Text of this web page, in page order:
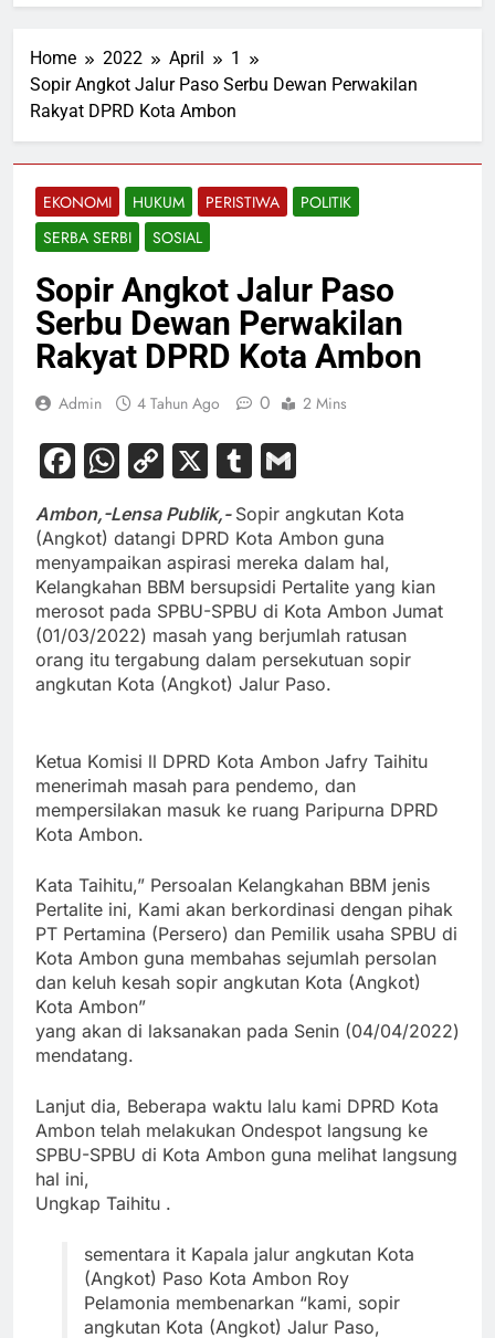
Home 2022 April
1
Sopir Angkot Jalur Paso Serbu Dewan Perwakilan
Rakyat DPRD Kota Ambon
EKONOMI HUKUM PERISTIWA
POLITIK
SERBA SERBI
SOSIAL
Sopir Angkot Jalur Paso
Serbu Dewan Perwakilan
Rakyat DPRD Kota Ambon
Admin 4 Tahun Ago 0 2 Mins
Facebook
WhatsApp
Copy
Link
X Tumblr
Ambon,-Lensa Publik,- Sopir angkutan Kota
(Angkot) datangi DPRD Kota Ambon guna
menyampaikan aspirasi mereka dalam hal,
Kelangkahan BBM bersupsidi Pertalite yang kian
merosot pada SPBU-SPBU di Kota Ambon Jumat
(01/03/2022) masah yang berjumlah ratusan
orang itu tergabung dalam persekutuan sopir
angkutan Kota (Angkot) Jalur Paso.
Ketua Komisi ll DPRD Kota Ambon Jafry Taihitu
menerimah masah para pendemo, dan
mempersilakan masuk ke ruang Paripurna DPRD
Kota Ambon.
Kata Taihitu,” Persoalan Kelangkahan BBM jenis
Pertalite ini, Kami akan berkordinasi dengan pihak
PT Pertamina (Persero) dan Pemilik usaha SPBU di
Kota Ambon guna membahas sejumlah persolan
dan keluh kesah sopir angkutan Kota (Angkot)
Kota Ambon”
yang akan di laksanakan pada Senin (04/04/2022)
mendatang.
Lanjut dia, Beberapa waktu lalu kami DPRD Kota
Ambon telah melakukan Ondespot langsung ke
SPBU-SPBU di Kota Ambon guna melihat langsung
hal ini,
Ungkap Taihitu .
sementara it Kapala jalur angkutan Kota
(Angkot) Paso Kota Ambon Roy
Pelamonia membenarkan “kami, sopir
angkutan Kota (Angkot) Jalur Paso,